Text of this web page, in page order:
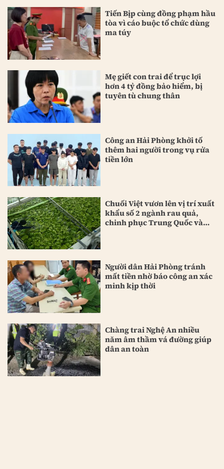
Tiến Bịp cùng đồng phạm hầu
tòa vì cáo buộc tổ chức dùng
ma túy
Mẹ giết con trai để trục lợi
hơn 4 tỷ đồng bảo hiểm, bị
tuyên tù chung thân
Công an Hải Phòng khởi tố
thêm hai người trong vụ rửa
tiền lớn
Chuối Việt vươn lên vị trí xuất
khẩu số 2 ngành rau quả,
chinh phục Trung Quốc và
Người dân Hải Phòng tránh
mất tiền nhờ báo công an xác
minh kịp thời
Chàng trai Nghệ An nhiều
năm âm thầm vá đường giúp
dân an toàn